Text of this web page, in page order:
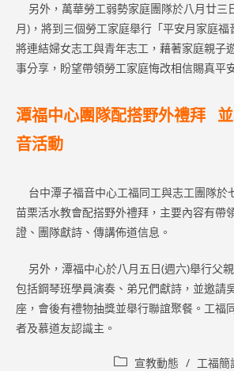
另外，萬華勞工弱勢家庭團隊於八月廿三
月)，將到三個勞工家庭舉行「平安月家庭福
將連結婦女志工與青年志工，藉著家庭親子
事分享，盼望帶領勞工家庭悔改相信賜真平
潭福中心團隊配搭野外禮拜
音活動
台中潭子福音中心工福同工與志工團隊於
苗栗活水教會配搭野外禮拜，主要內容有帶
證、團隊獻詩、傳講佈道信息。
另外，潭福中心於八月五日(週六)舉行父
包括鋼琴班學員演奏、弟兄們獻詩，並邀請
座，會後有禮物抽獎並舉行聯誼聚餐。工福
者及慕道友認識主。
Post 宣教動態 / 工福簡